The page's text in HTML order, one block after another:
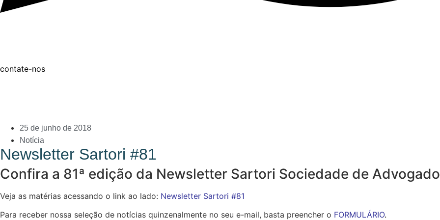
contate-nos
25 de junho de 2018
Notícia
Newsletter Sartori #81
Confira a 81ª edição da Newsletter Sartori Sociedade de
Veja as matérias acessando o link ao lado: Newsletter Sartori #81
Para receber nossa seleção de notícias quinzenalmente no seu e-mail, basta preencher o FORMULÁRIO.